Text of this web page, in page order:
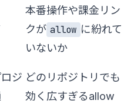
本番操作や課金リン
クが allow に紛れて
いないか
ジ どのリポジトリでも
効く広すぎるallow